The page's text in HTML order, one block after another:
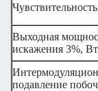
Выходная
искажения 3%, Вт
подавление